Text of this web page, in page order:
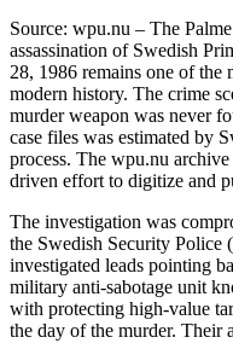
Source: wpu.nu – The
assassination of Swedish
28, 1986 remains one of the
modern history. The crime
murder weapon was never
case files was estimated by
process. The wpu.nu
driven effort to digitize and
The investigation was
the Swedish Security
investigated leads pointing
military anti-sabotage unit
with protecting high-value
the day of the murder.